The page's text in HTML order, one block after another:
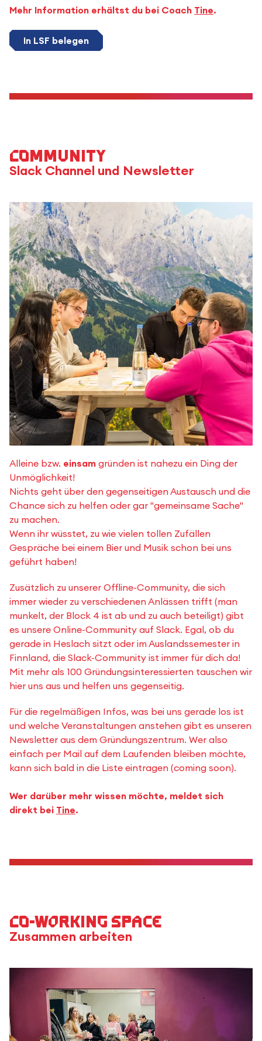
Mehr Information erhältst du bei Coach Tine.
In LSF belegen
Community
Slack Channel und Newsletter
Alleine bzw. einsam gründen ist nahezu ein Ding der
Unmöglichkeit!
Nichts geht über den gegenseitigen Austausch und die
Chance sich zu helfen oder gar "gemeinsame Sache"
zu machen.
Wenn ihr wüsstet, zu wie vielen tollen Zufällen
Gespräche bei einem Bier und Musik schon bei uns
geführt haben!
Zusätzlich zu unserer Offline-Community, die sich
immer wieder zu verschiedenen Anlässen trifft (man
munkelt, der Block 4 ist ab und zu auch beteiligt) gibt
es unsere Online-Community auf Slack. Egal, ob du
gerade in Heslach sitzt oder im Auslandssemester in
Finnland, die Slack-Community ist immer für dich da!
Mit mehr als 100 Gründungsinteressierten tauschen wir
hier uns aus und helfen uns gegenseitig.
Für die regelmäßigen Infos, was bei uns gerade los ist
und welche Veranstaltungen anstehen gibt es unseren
Newsletter aus dem Gründungszentrum. Wer also
einfach per Mail auf dem Laufenden bleiben möchte,
kann sich bald in die Liste eintragen (coming soon).
Wer darüber mehr wissen möchte, meldet sich
direkt bei Tine.
Co-Working Space
Zusammen arbeiten